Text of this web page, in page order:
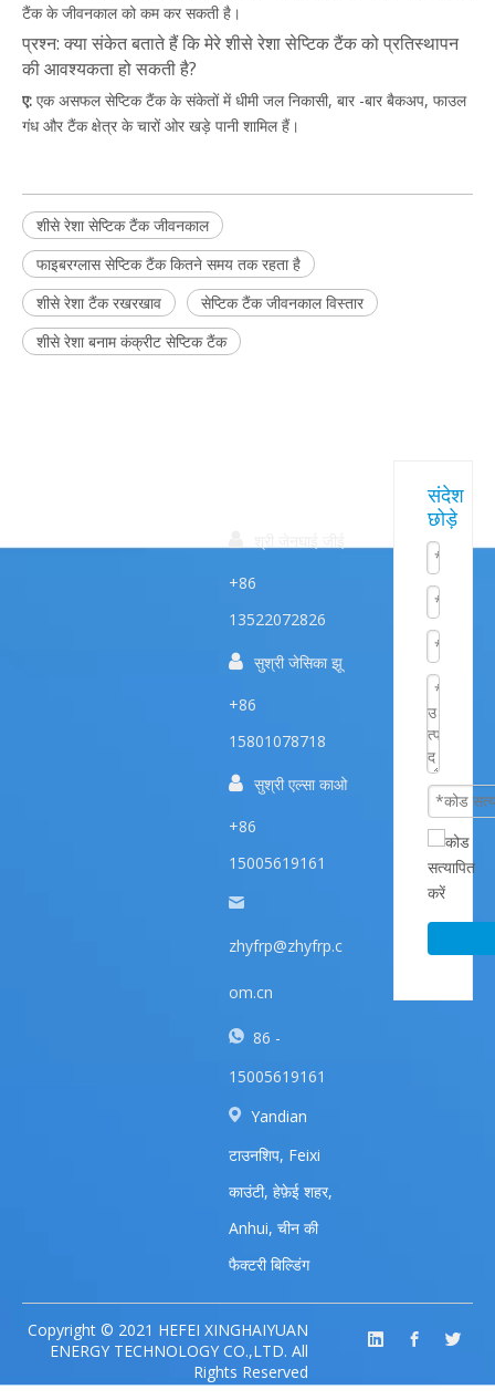
टैंक के जीवनकाल को कम कर सकती है।
प्रश्न: क्या संकेत बताते हैं कि मेरे शीसे रेशा सेप्टिक टैंक को प्रतिस्थापन
की आवश्यकता हो सकती है?
ए: एक असफल सेप्टिक टैंक के संकेतों में धीमी जल निकासी, बार -बार बैकअप, फाउल
गंध और टैंक क्षेत्र के चारों ओर खड़े पानी शामिल हैं।
शीसे रेशा सेप्टिक टैंक जीवनकाल
फाइबरग्लास सेप्टिक टैंक कितने समय तक रहता है
शीसे रेशा टैंक रखरखाव
सेप्टिक टैंक जीवनकाल विस्तार
शीसे रेशा बनाम कंक्रीट सेप्टिक टैंक
+86
13522072826
 सुश्री जेसिका झू
+86
15801078718
 सुश्री एल्सा काओ
+86
15005619161
zhyfrp@zhyfrp.c
om.cn
86 -
15005619161
Yandian
टाउनशिप, Feixi
काउंटी, हेफ़ेई शहर,
Anhui, चीन की
फैक्टरी बिल्डिंग
संदेश
छोड़े
Copyright © 2021 HEFEI XINGHAIYUAN
ENERGY TECHNOLOGY CO.,LTD. All
Rights Reserved